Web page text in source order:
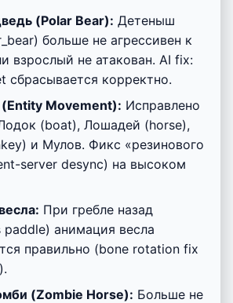
(Polar Bear): Детеныш
больше не агрессивен к
взрослый не атакован. AI fix:
сбрасывается корректно.
(Entity Movement): Исправлено
(boat), Лошадей (horse),
и Мулов. Фикс «резинового
server desync) на высоком
При гребле назад
paddle) анимация весла
правильно (bone rotation fix
(Zombie Horse): Больше не